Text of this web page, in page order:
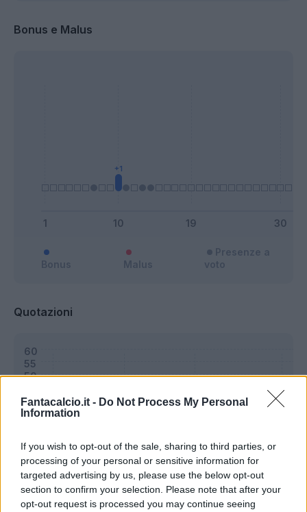
Fantacalcio.it - Do Not Process My Personal
Information
If you wish to opt-out of the sale, sharing to third parties, or
processing of your personal or sensitive information for
targeted advertising by us, please use the below opt-out
section to confirm your selection. Please note that after your
opt-out request is processed you may continue seeing
Bonus e Malus
Bonus Malus
Presenze a
voto
Quotazioni